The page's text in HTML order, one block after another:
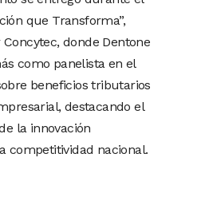
que Transforma”,
donde Dentone
como panelista en el
beneficios tributarios
destacando el
la innovación
competitividad nacional.